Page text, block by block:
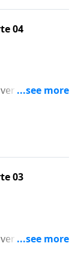
04
una
velo.
03
una
velo.